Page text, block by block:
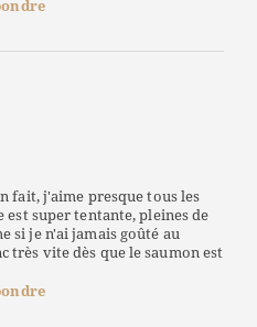
fait, j'aime presque tous les
est super tentante, pleines de
si je n'ai jamais goûté au
très vite dès que le saumon est